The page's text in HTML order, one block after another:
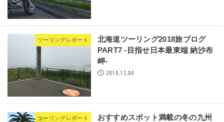
ツーリングレポート
北海道ツーリング2018旅ブログ
PART7 -目指せ日本最東端 納沙布
岬-
2018.12.04
ツーリングレポート
おすすめスポット満載の冬の九州